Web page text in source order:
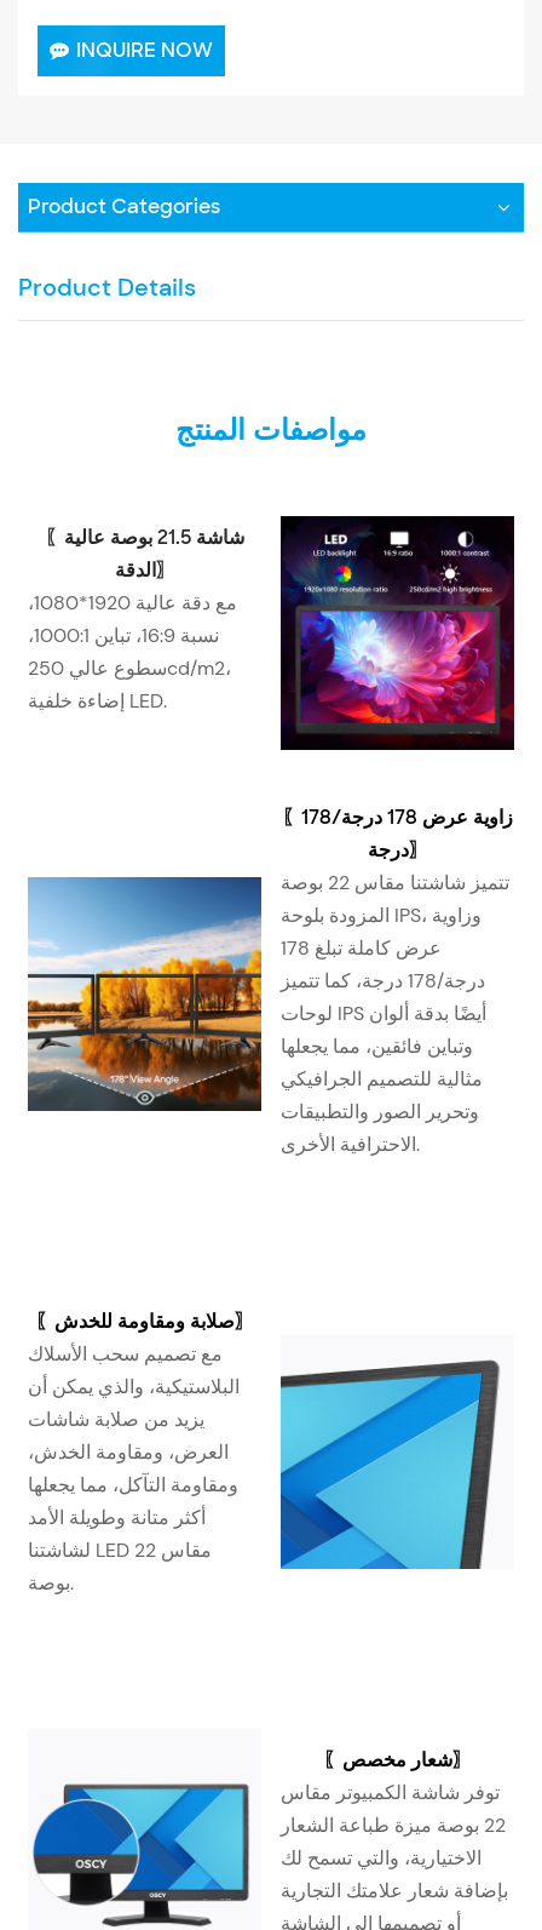
INQUIRE NOW
Product Categories
Product Details
مواصفات المنتج
〖 شاشة 21.5 بوصة عالية
الدقة〗
مع دقة عالية 1920*1080،
نسبة 16:9، تباين 1000:1،
سطوع عالي 250cd/m2،
إضاءة خلفية LED.
〖 زاوية عرض 178 درجة/178
درجة〗
تتميز شاشتنا مقاس 22 بوصة
المزودة بلوحة IPS، وزاوية
عرض كاملة تبلغ 178
درجة/178 درجة، كما تتميز
لوحات IPS أيضًا بدقة ألوان
وتباين فائقين، مما يجعلها
مثالية للتصميم الجرافيكي
وتحرير الصور والتطبيقات
الاحترافية الأخرى.
〖 صلابة ومقاومة للخدش〗
مع تصميم سحب الأسلاك
البلاستيكية، والذي يمكن أن
يزيد من صلابة شاشات
العرض، ومقاومة الخدش،
ومقاومة التآكل، مما يجعلها
أكثر متانة وطويلة الأمد
لشاشتنا LED مقاس 22
بوصة.
〖 شعار مخصص〗
توفر شاشة الكمبيوتر مقاس
22 بوصة ميزة طباعة الشعار
الاختيارية، والتي تسمح لك
بإضافة شعار علامتك التجارية
أو تصميمها إلى الشاشة